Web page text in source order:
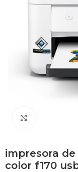
impresora
color f170